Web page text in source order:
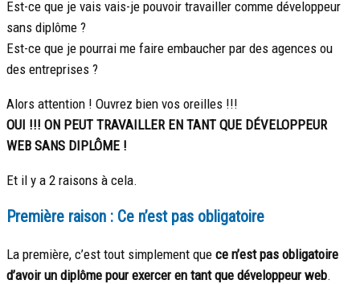
Est-ce que je vais vais-je pouvoir travailler comme développeur
sans diplôme ?
Est-ce que je pourrai me faire embaucher par des agences ou
des entreprises ?
Alors attention ! Ouvrez bien vos oreilles !!!
OUI !!! ON PEUT TRAVAILLER EN TANT QUE DÉVELOPPEUR
WEB SANS DIPLÔME !
Et il y a 2 raisons à cela.
Première raison : Ce n’est pas obligatoire
La première, c’est tout simplement que ce n’est pas obligatoire
d’avoir un diplôme pour exercer en tant que développeur web.